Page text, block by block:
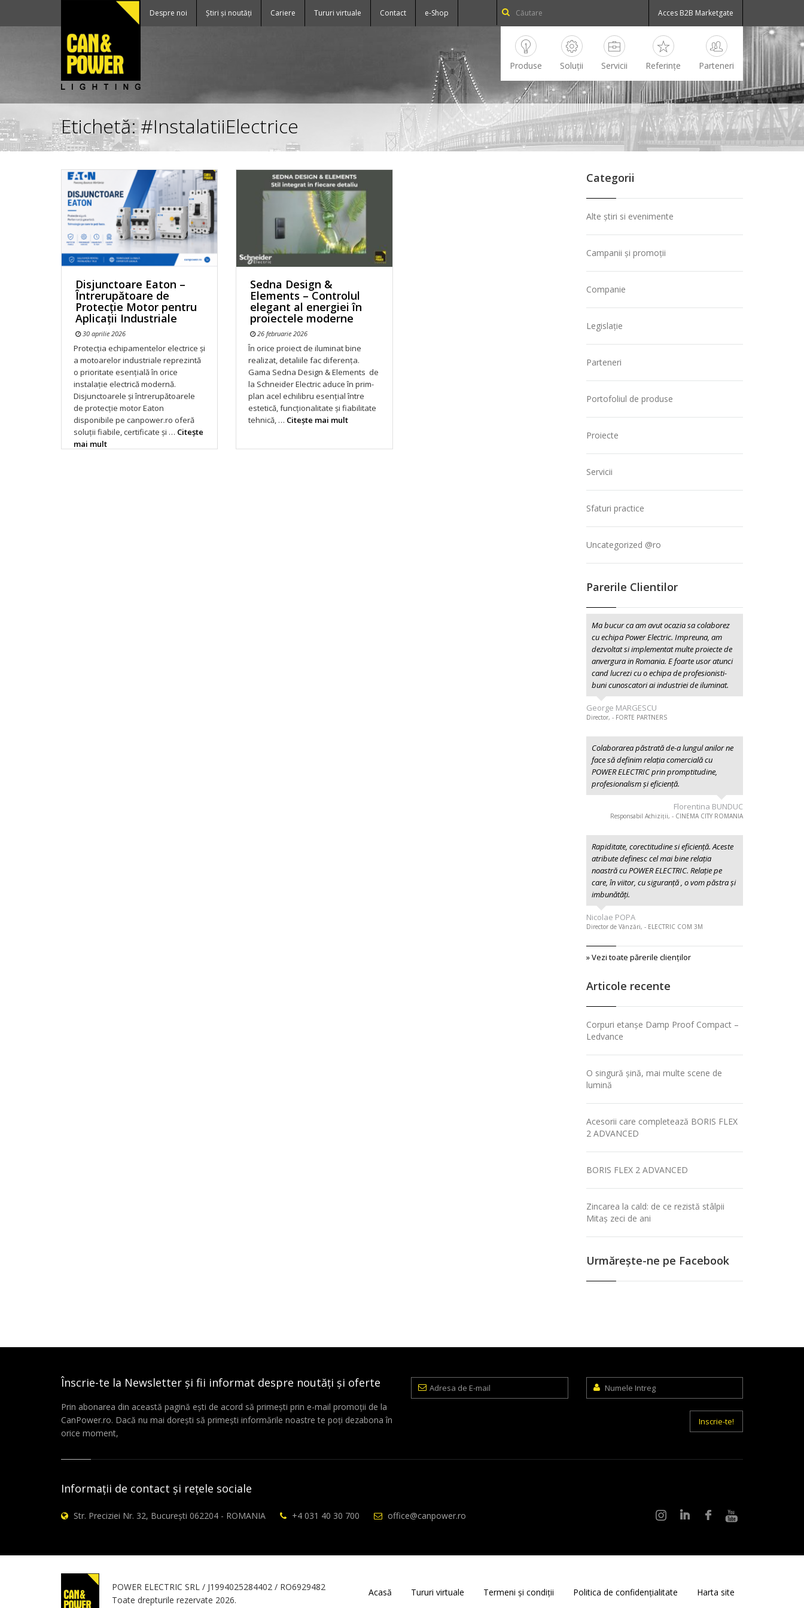
Despre noi Știri și noutăți Cariere Tururi virtuale Contact e-Shop Acces B2B Marketgate
Produse Soluții Servicii Referințe Parteneri
Etichetă:#InstalatiiElectrice
Disjunctoare Eaton –
Întrerupătoare de
Protecție Motor pentru
Aplicații Industriale
30 aprilie 2026
Protecția echipamentelor electrice și
a motoarelor industriale reprezintă
o prioritate esențială în orice
instalație electrică modernă.
Disjunctoarele și întrerupătoarele
de protecție motor Eaton
disponibile pe canpower.ro oferă
soluții fiabile, certificate și … Citeşte
mai mult
Sedna Design &
Elements – Controlul
elegant al energiei în
proiectele moderne
26 februarie 2026
În orice proiect de iluminat bine
realizat, detaliile fac diferența.
Gama Sedna Design & Elements de
la Schneider Electric aduce în prim-
plan acel echilibru esențial între
estetică, funcționalitate și fiabilitate
tehnică, … Citeşte mai mult
Categorii
Alte știri si evenimente
Campanii și promoții
Companie
Legislație
Parteneri
Portofoliul de produse
Proiecte
Servicii
Sfaturi practice
Uncategorized @ro
Parerile Clientilor
Ma bucur ca am avut ocazia sa colaborez
cu echipa Power Electric. Impreuna, am
dezvoltat si implementat multe proiecte de
anvergura in Romania. E foarte usor atunci
cand lucrezi cu o echipa de profesionisti-
buni cunoscatori ai industriei de iluminat.
George MARGESCU
Director, - FORTE PARTNERS
Colaborarea păstrată de-a lungul anilor ne
face să definim relația comercială cu
POWER ELECTRIC prin promptitudine,
profesionalism şi eficiență.
Florentina BUNDUC
Responsabil Achiziții, - CINEMA CITY ROMANIA
Rapiditate, corectitudine si eficiență. Aceste
atribute definesc cel mai bine relația
noastră cu POWER ELECTRIC. Relație pe
care, în viitor, cu siguranță , o vom păstra și
imbunătăți.
Nicolae POPA
Director de Vânzări, - ELECTRIC COM 3M
» Vezi toate părerile clienţilor
Articole recente
Corpuri etanșe Damp Proof Compact –
Ledvance
O singură șină, mai multe scene de
lumină
Acesorii care completează BORIS FLEX
2 ADVANCED
BORIS FLEX 2 ADVANCED
Zincarea la cald: de ce rezistă stâlpii
Mitaș zeci de ani
Urmăreşte-ne pe Facebook
Înscrie-te la Newsletter și fii informat despre noutăți și oferte
Prin abonarea din această pagină ești de acord să primești prin e-mail promoții de la
CanPower.ro. Dacă nu mai dorești să primești informările noastre te poți dezabona în
orice moment,
Adresa
de
Numele
Intreg
Inscrie-te!
Informații de contact și rețele sociale
Str. Preciziei Nr. 32, București 062204 - ROMANIA +4 031 40 30 700 office@canpower.ro
POWER ELECTRIC SRL / J1994025284402 / RO6929482
Toate drepturile rezervate 2026.
Acasă Tururi virtuale Termeni și condiții Politica de confidențialitate Harta site